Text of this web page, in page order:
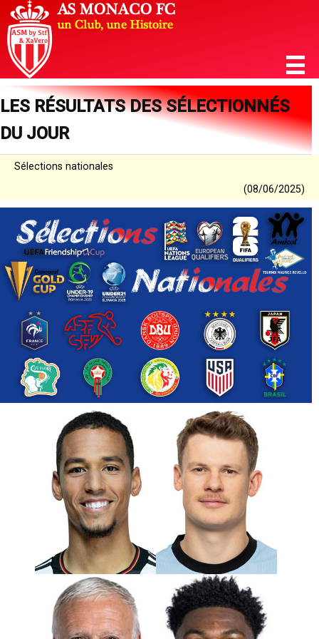
LES RÉSULTATS DES SÉLECTIONNÉS
DU JOUR
Sélections nationales
(08/06/2025)